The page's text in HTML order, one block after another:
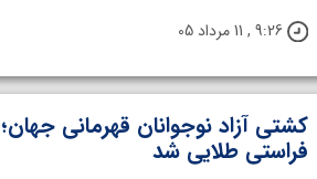
9:26 , 11 مرداد 05
کشتی آزاد نوجوانان قهرمانی
فراستی طلایی شد